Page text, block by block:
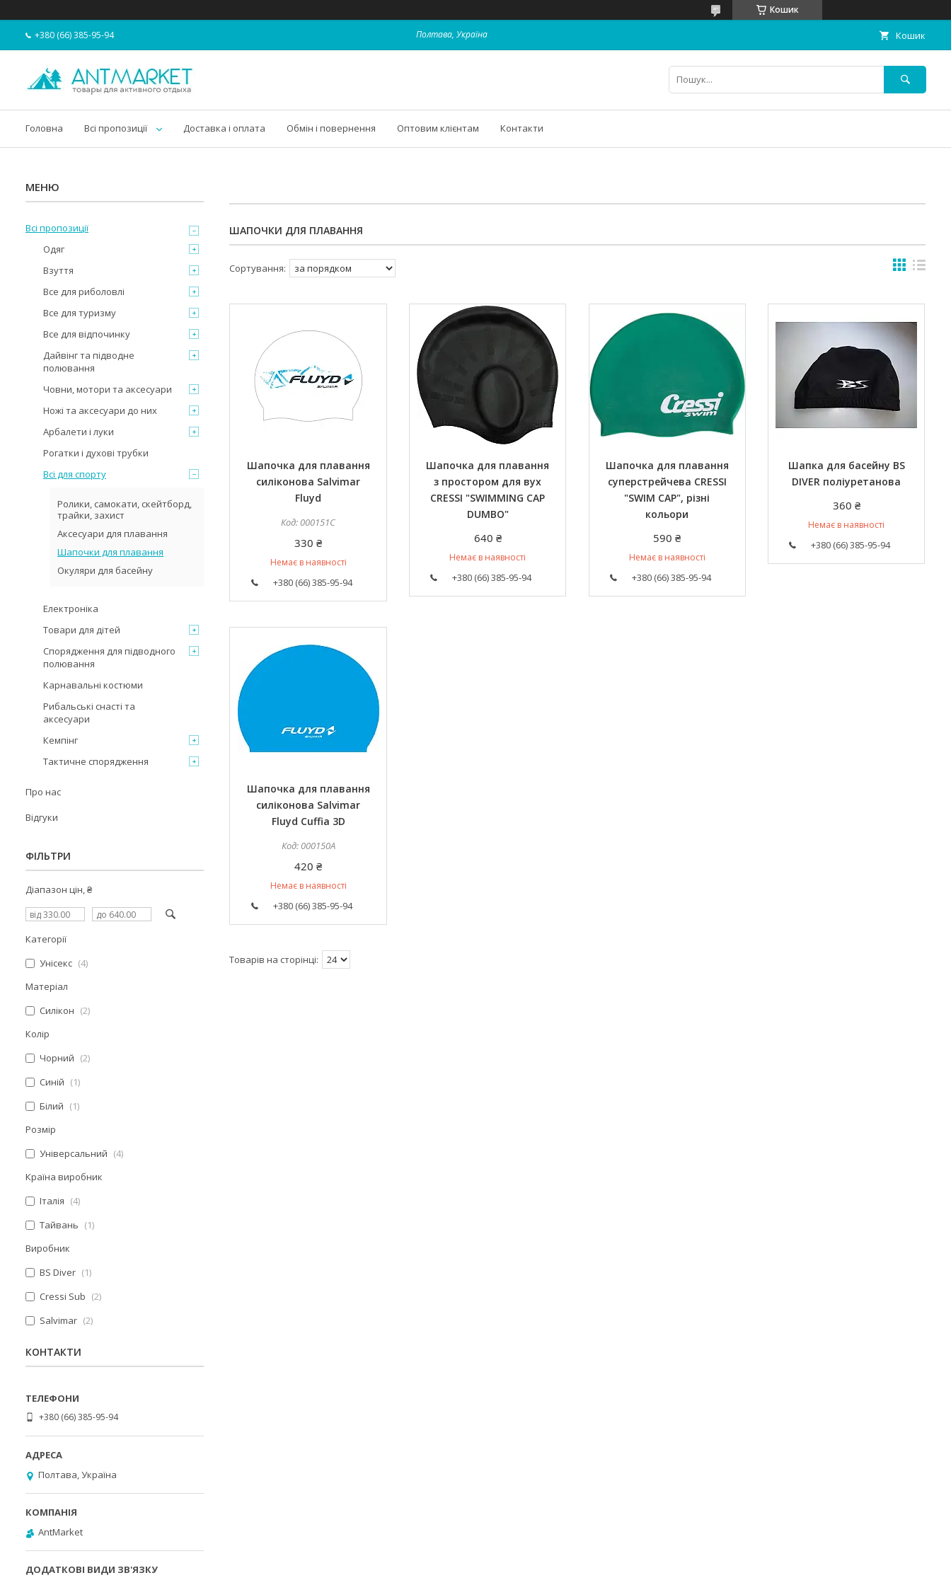
Кошик
+380 (66) 385-95-94 Полтава, Україна Кошик
Головна Всі пропозиції Доставка і оплата Обмін і повернення Оптовим клієнтам Контакти
ШАПОЧКИ ДЛЯ ПЛАВАННЯ
Шапочка для плавання
силіконова Salvimar
Fluyd
000151C
330 ₴
Немає в наявності
+380 (66) 385-95-94
Шапочка для плавання
з простором для вух
CRESSI "SWIMMING CAP
DUMBO"
640 ₴
Немає в наявності
+380 (66) 385-95-94
Шапочка для плавання
суперстрейчева CRESSI
"SWIM CAP", різні
кольори
590 ₴
Немає в наявності
+380 (66) 385-95-94
Шапка для басейну BS
DIVER поліуретанова
360 ₴
Немає в наявності
+380 (66) 385-95-94
Шапочка для плавання
силіконова Salvimar
Fluyd Cuffia 3D
000150A
420 ₴
Немає в наявності
+380 (66) 385-95-94
Всі пропозиції
Одяг
Взуття
Все для риболовлі
Все для туризму
Все для відпочинку
Дайвінг та підводне
полювання
Човни, мотори та аксесуари
Ножі та аксесуари до них
Арбалети і луки
Рогатки і духові трубки
Всі для спорту
Ролики, самокати, скейтборд,
трайки, захист
Аксесуари для плавання
Шапочки для плавання
Окуляри для басейну
Електроніка
Товари для дітей
Спорядження для підводного
полювання
Карнавальні костюми
Рибальські снасті та
аксесуари
Кемпінг
Тактичне спорядження
Про нас
Відгуки
ФІЛЬТРИ
Діапазон цін, ₴
Категорії
Унісекс
4
Матеріал
Силікон
2
Колір
Чорний
2
Синій
1
Білий
1
Розмір
Універсальний
4
Країна виробник
Італія
4
Тайвань
1
Виробник
BS Diver
1
Cressi Sub
2
Salvimar
2
КОНТАКТИ
+380 (66) 385-95-94
Полтава, Україна
AntMarket